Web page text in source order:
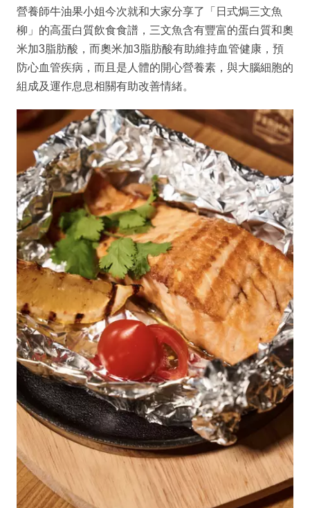
營養師牛油果小姐今次就和大家分享了「日式焗三文魚
柳」的高蛋白質飲食食譜，三文魚含有豐富的蛋白質和奧
米加3脂肪酸，而奧米加3脂肪酸有助維持血管健康，預
防心血管疾病，而且是人體的開心營養素，與大腦細胞的
組成及運作息息相關有助改善情緒。